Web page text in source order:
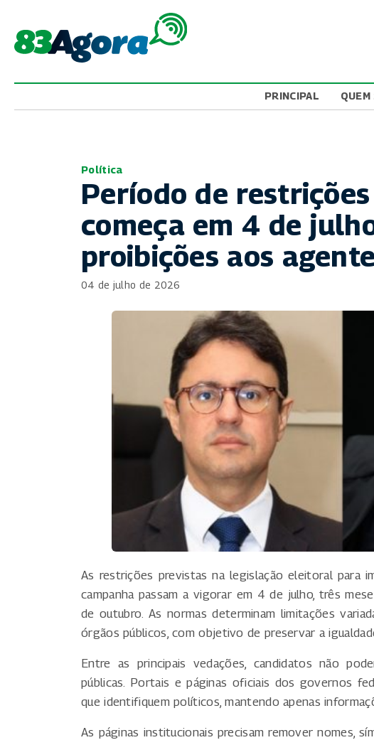
PRINCIPAL QUEM
Política
Período de
começa em 4 de
proibições aos
04 de julho de 2026
As restrições previstas na legislação eleitoral para
campanha passam a vigorar em 4 de julho, três
de outubro. As normas determinam limitações
órgãos públicos, com objetivo de preservar a
Entre as principais vedações, candidatos não
públicas. Portais e páginas oficiais dos governos
que identifiquem políticos, mantendo apenas
As páginas institucionais precisam remover nomes,